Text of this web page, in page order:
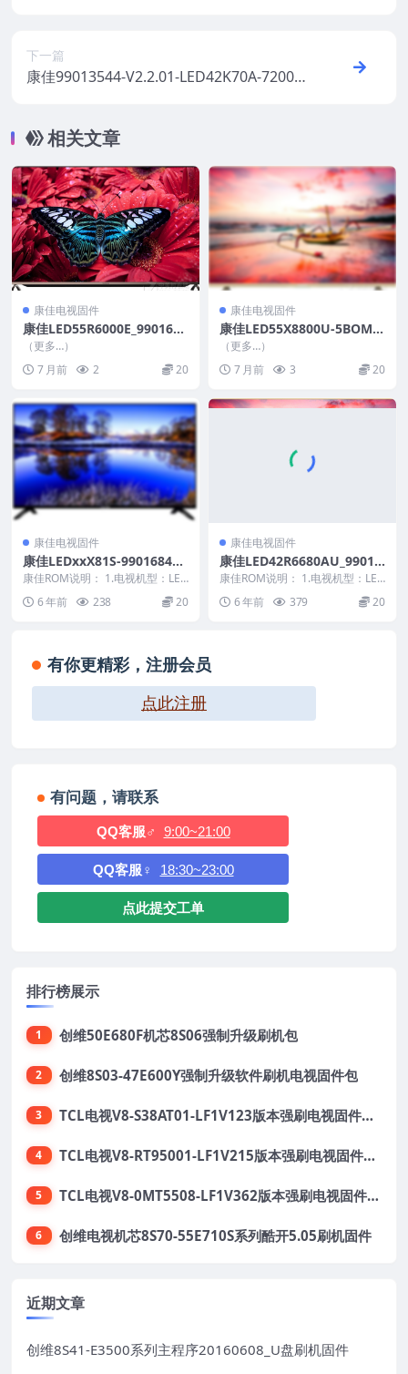
下一篇
康佳99013544-V2.2.01-LED42K70A-72000
相关文章
康佳电视固件
康佳LED55R6000E_9901653
2-V2.0.00_72001243YT_U盘
刷机固件
（更多…）
7 月前
2 20
康佳电视固件
康佳LED55X8800U-5BOM-9
9015412-V1.0.04-72000914
YT_U盘刷机固件
（更多…）
7 月前
3 20
康佳电视固件
康佳LEDxxX81S-99016844-
V1.2.18-主程序原厂系统刷机
电视固件包下载
康佳ROM说明： 1.电视机型：LED
xxX81S 2.物料号：99016844...
6 年前 238 20
康佳电视固件
康佳LED42R6680AU_99012
713-V1.0.36_72000444YT_2
0140720_132924原厂系统刷
机电视固件包下载
康佳ROM说明： 1.电视机型：LED
42R6680AU 2.物料号：99012...
6 年前 379 20
有你更精彩，注册会员
点此注册
有问题，请联系
QQ客服♂ 9:00~21:00
QQ客服♀ 18:30~23:00
点此提交工单
排行榜展示
1 创维50E680F机芯8S06强制升级刷机包
2 创维8S03-47E600Y强制升级软件刷机电视固件包
3 TCL电视V8-S38AT01-LF1V123版本强刷电视固件包下载
4 TCL电视V8-RT95001-LF1V215版本强刷电视固件包下载
5 TCL电视V8-0MT5508-LF1V362版本强刷电视固件包下载
6 创维电视机芯8S70-55E710S系列酷开5.05刷机固件
近期文章
创维8S41-E3500系列主程序20160608_U盘刷机固件